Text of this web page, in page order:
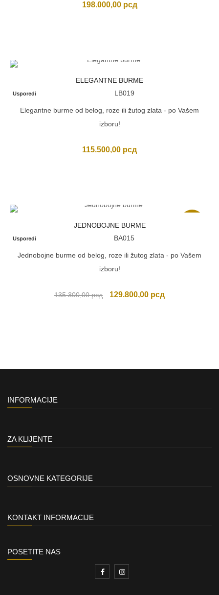
198.000,00 рсд
ELEGANTNE BURME
Usporedi LB019
Elegantne burme od belog, roze ili žutog zlata - po Vašem
izboru!
115.500,00 рсд
JEDNOBOJNE BURME
Usporedi BA015
Jednobojne burme od belog, roze ili žutog zlata - po Vašem
izboru!
135.300,00рсд
Originalna
129.800,00 рсд
INFORMACIJE
ZA KLIJENTE
OSNOVNE KATEGORIJE
KONTAKT INFORMACIJE
POSETITE NAS